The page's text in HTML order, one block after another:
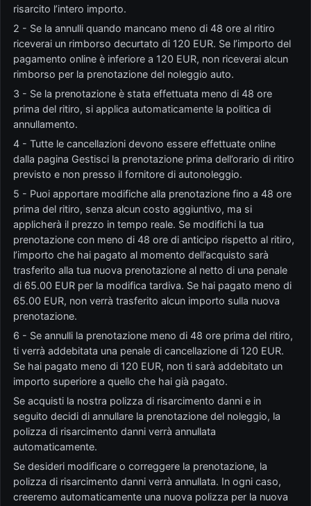
risarcito l’intero importo.
2 - Se la annulli quando mancano meno di 48 ore al ritiro
riceverai un rimborso decurtato di 120 EUR. Se l’importo del
pagamento online è inferiore a 120 EUR, non riceverai alcun
rimborso per la prenotazione del noleggio auto.
3 - Se la prenotazione è stata effettuata meno di 48 ore
prima del ritiro, si applica automaticamente la politica di
annullamento.
4 - Tutte le cancellazioni devono essere effettuate online
dalla pagina Gestisci la prenotazione prima dell’orario di ritiro
previsto e non presso il fornitore di autonoleggio.
5 - Puoi apportare modifiche alla prenotazione fino a 48 ore
prima del ritiro, senza alcun costo aggiuntivo, ma si
applicherà il prezzo in tempo reale. Se modifichi la tua
prenotazione con meno di 48 ore di anticipo rispetto al ritiro,
l’importo che hai pagato al momento dell’acquisto sarà
trasferito alla tua nuova prenotazione al netto di una penale
di 65.00 EUR per la modifica tardiva. Se hai pagato meno di
65.00 EUR, non verrà trasferito alcun importo sulla nuova
prenotazione.
6 - Se annulli la prenotazione meno di 48 ore prima del ritiro,
ti verrà addebitata una penale di cancellazione di 120 EUR.
Se hai pagato meno di 120 EUR, non ti sarà addebitato un
importo superiore a quello che hai già pagato.
Se acquisti la nostra polizza di risarcimento danni e in
seguito decidi di annullare la prenotazione del noleggio, la
polizza di risarcimento danni verrà annullata
automaticamente.
Se desideri modificare o correggere la prenotazione, la
polizza di risarcimento danni verrà annullata. In ogni caso,
creeremo automaticamente una nuova polizza per la nuova